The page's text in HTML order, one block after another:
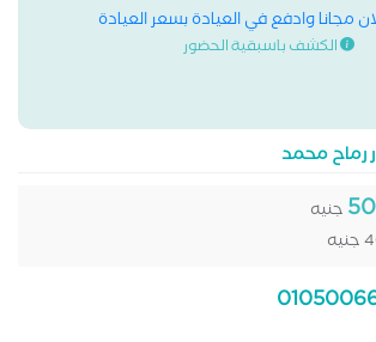
مجانا وادفع في العيادة بسعر العيادة
الكشف باسبقية الحضور
رماح محمد
جنيه